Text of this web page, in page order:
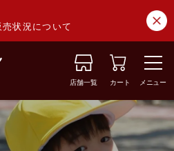
売状況について
店舗一覧 カート メニュー